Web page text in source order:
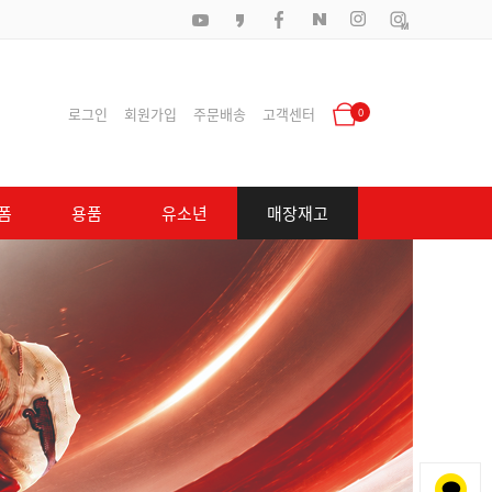
로그인 회원가입 주문배송 고객센터 0
용품 유소년 매장재고